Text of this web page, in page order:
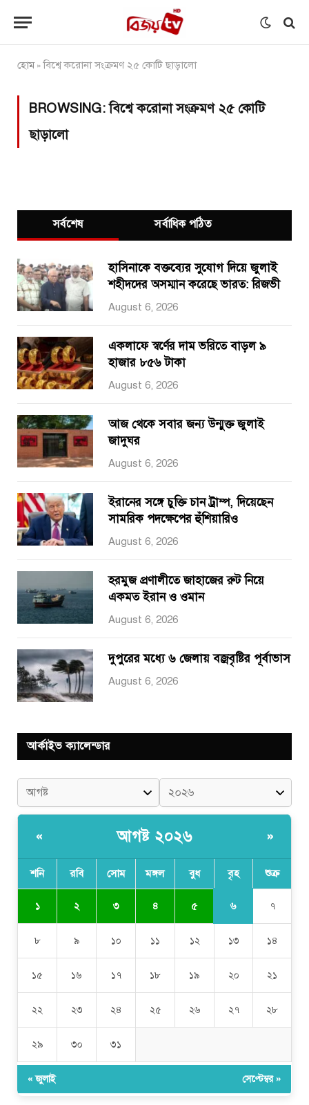
হোম»বিশ্বে করোনা সংক্রমণ ২৫ কোটি ছাড়ালো
BROWSING:বিশ্বে করোনা সংক্রমণ ২৫ কোটি
ছাড়ালো
সর্বশেষ সর্বাধিক পঠিত
হাসিনাকে বক্তব্যের সুযোগ দিয়ে জুলাই
শহীদদের অসম্মান করেছে ভারত: রিজভী
August 6, 2026
একলাফে স্বর্ণের দাম ভরিতে বাড়ল ৯
হাজার ৮৫৬ টাকা
August 6, 2026
আজ থেকে সবার জন্য উন্মুক্ত জুলাই
জাদুঘর
August 6, 2026
ইরানের সঙ্গে চুক্তি চান ট্রাম্প, দিয়েছেন
সামরিক পদক্ষেপের হুঁশিয়ারিও
August 6, 2026
হরমুজ প্রণালীতে জাহাজের রুট নিয়ে
একমত ইরান ও ওমান
August 6, 2026
দুপুরের মধ্যে ৬ জেলায় বজ্রবৃষ্টির পূর্বাভাস
August 6, 2026
আর্কাইভ ক্যালেন্ডার
« আগষ্ট ২০২৬ »
শনি রবি সোম মঙ্গল বুধ বৃহ শুক্র
১ ২ ৩ ৪ ৫ ৬ ৭
৮ ৯ ১০ ১১ ১২ ১৩ ১৪
১৫ ১৬ ১৭ ১৮ ১৯ ২০ ২১
২২ ২৩ ২৪ ২৫ ২৬ ২৭ ২৮
২৯ ৩০ ৩১
« জুলাই সেপ্টেম্বর »